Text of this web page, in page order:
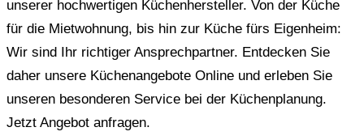
unserer hochwertigen Küchenhersteller. Von der Küche
für die Mietwohnung, bis hin zur Küche fürs Eigenheim:
Wir sind Ihr richtiger Ansprechpartner. Entdecken Sie
daher unsere Küchenangebote Online und erleben Sie
unseren besonderen Service bei der Küchenplanung.
Jetzt Angebot anfragen.